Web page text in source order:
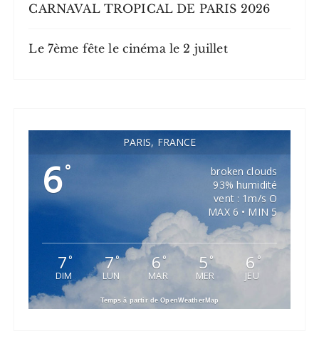
CARNAVAL TROPICAL DE PARIS 2026
Le 7ème fête le cinéma le 2 juillet
PARIS, FRANCE
6°
broken clouds
93% humidité
vent : 1m/s O
MAX 6 • MIN 5
7°
DIM
7°
LUN
6°
MAR
5°
MER
6 °
JEU
Temps à partir de OpenWeatherMap